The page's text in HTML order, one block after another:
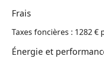
Frais
Taxes foncières : 1282 €
Énergie et